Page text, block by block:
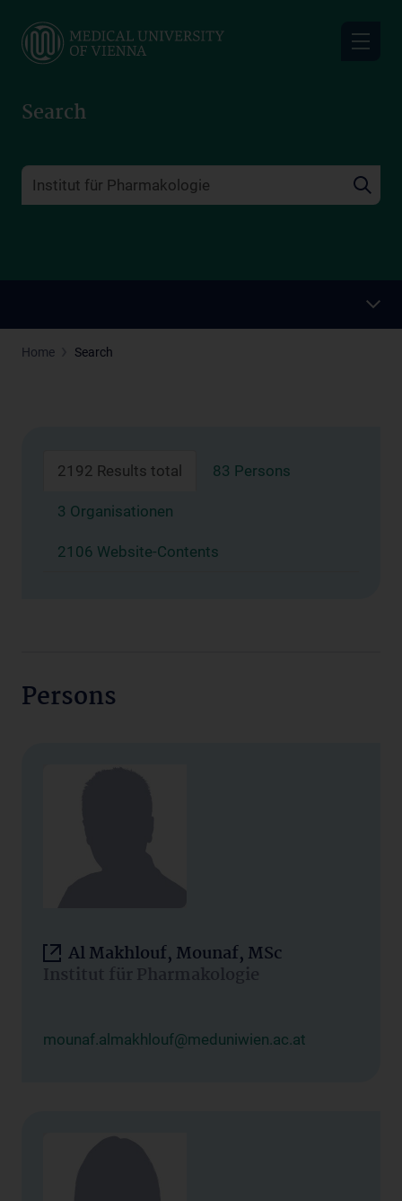
main
Search
Home Search
2192 Results total 83 Persons
3 Organisationen
2106 Website-Contents
Persons
Al Makhlouf, Mounaf, MSc
Institut für Pharmakologie
mounaf.almakhlouf@meduniwien.ac.at